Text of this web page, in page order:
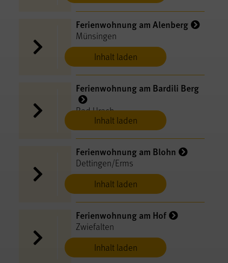
Inhalt laden
Ferienwohnung am Alenberg
Münsingen
Inhalt laden
Ferienwohnung am Bardili Berg
Bad Urach
Inhalt laden
Ferienwohnung am Blohn
Dettingen/Erms
Inhalt laden
Ferienwohnung am Hof
Zwiefalten